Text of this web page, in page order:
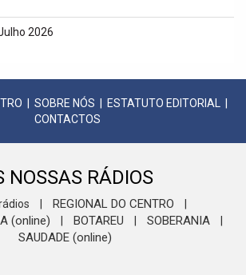
2026
SOBRE NÓS ESTATUTO EDITORIAL
CONTACTOS
NOSSAS RÁDIOS
REGIONAL DO CENTRO
(online) BOTAREU SOBERANIA
SAUDADE (online)